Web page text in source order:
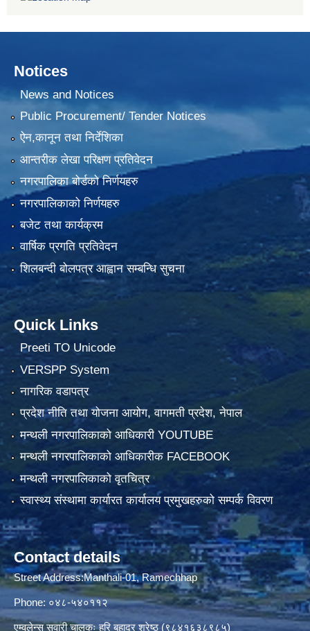
Notices
News and Notices
Public Procurement/ Tender Notices
ऐन,कानून तथा निर्देशिका
आन्तरीक लेखा परिक्षण प्रतिवेदन
नगरपालिका बोर्डको निर्णयहरु
नगरपालिकाको निर्णयहरु
बजेट तथा कार्यक्रम
वार्षिक प्रगति प्रतिवेदन
शिलबन्दी बोलपत्र आह्वान सम्बन्धि सुचना
Quick Links
Preeti TO Unicode
VERSPP System
नागरिक वडापत्र
प्रदेश नीति तथा योजना आयोग, वागमती प्रदेश, नेपाल
मन्थली नगरपालिकाको आधिकारी YOUTUBE
मन्थली नगरपालिकाको आधिकारीक FACEBOOK
मन्थली नगरपालिकाको वृतचित्र
स्वास्थ्य संस्थामा कार्यारत कार्यालय प्रमुखहरुको सम्पर्क विवरण
Contact details
Street Address:Manthali-01, Ramechhap
Phone: ०४८-५४०११२
एम्वुलेन्स सवारी चालकः हरि बहादुर श्रेष्ठ (९८४१६३८९८५)